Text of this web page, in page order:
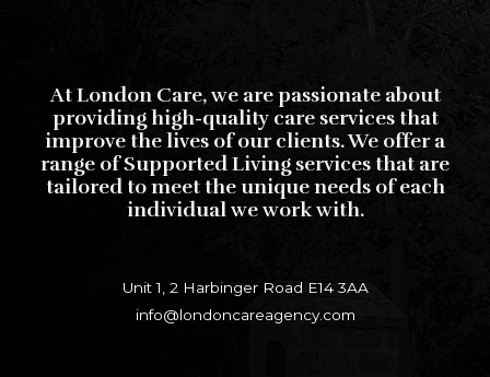
At London Care, we are passionate about
providing high-quality care services that
improve the lives of our clients. We offer a
range of Supported Living services that are
tailored to meet the unique needs of each
individual we work with.
Unit 1, 2 Harbinger Road E14 3AA
info@londoncareagency.com